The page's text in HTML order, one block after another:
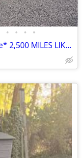
• • • •
2014 *Triumph* *Scrambler* *Base* 2,500 MILES LIKE NEW